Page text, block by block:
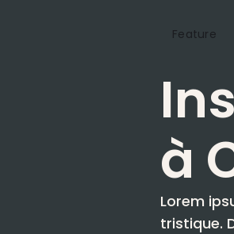
Feature
à
Lorem
tristique.